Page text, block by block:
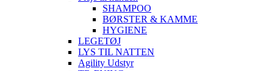
SHAMPOO
BØRSTER & KAMME
HYGIENE
LEGETØJ
LYS TIL NATTEN
Agility Udstyr